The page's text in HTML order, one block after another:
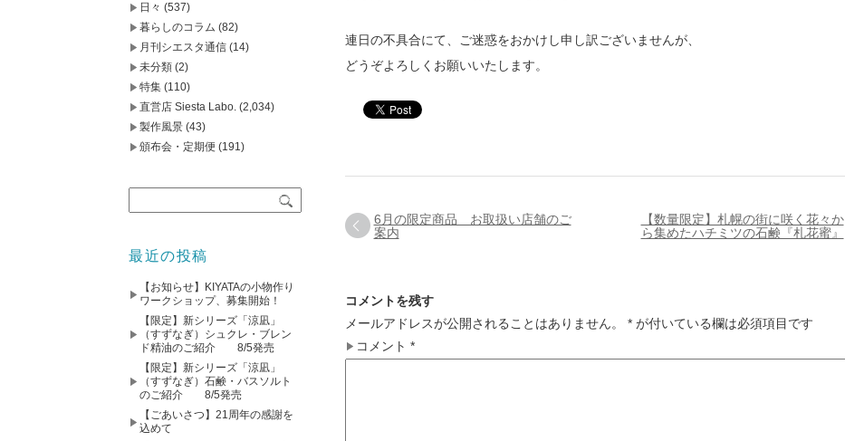
連日の不具合にて、ご迷惑をおかけし申し訳ございませんが、
どうぞよろしくお願いいたします。
6月の限定商品 お取扱い店舗のご
案内
【数量限定】札幌の街に咲く花々か
ら集めたハチミツの石鹸『札花蜜』
コメントを残す
メールアドレスが公開されることはありません。
*が付いている欄は必須項目です
コメント *
日々 (537)
暮らしのコラム (82)
月刊シエスタ通信 (14)
未分類 (2)
特集 (110)
直営店 Siesta Labo. (2,034)
製作風景 (43)
頒布会・定期便 (191)
最近の投稿
【お知らせ】KIYATAの小物作り
ワークショップ、募集開始！
【限定】新シリーズ「涼凪」
（すずなぎ）シュクレ・ブレン
ド精油のご紹介 8/5発売
【限定】新シリーズ「涼凪」
（すずなぎ）石鹸・バスソルト
のご紹介 8/5発売
【ごあいさつ】21周年の感謝を
込めて